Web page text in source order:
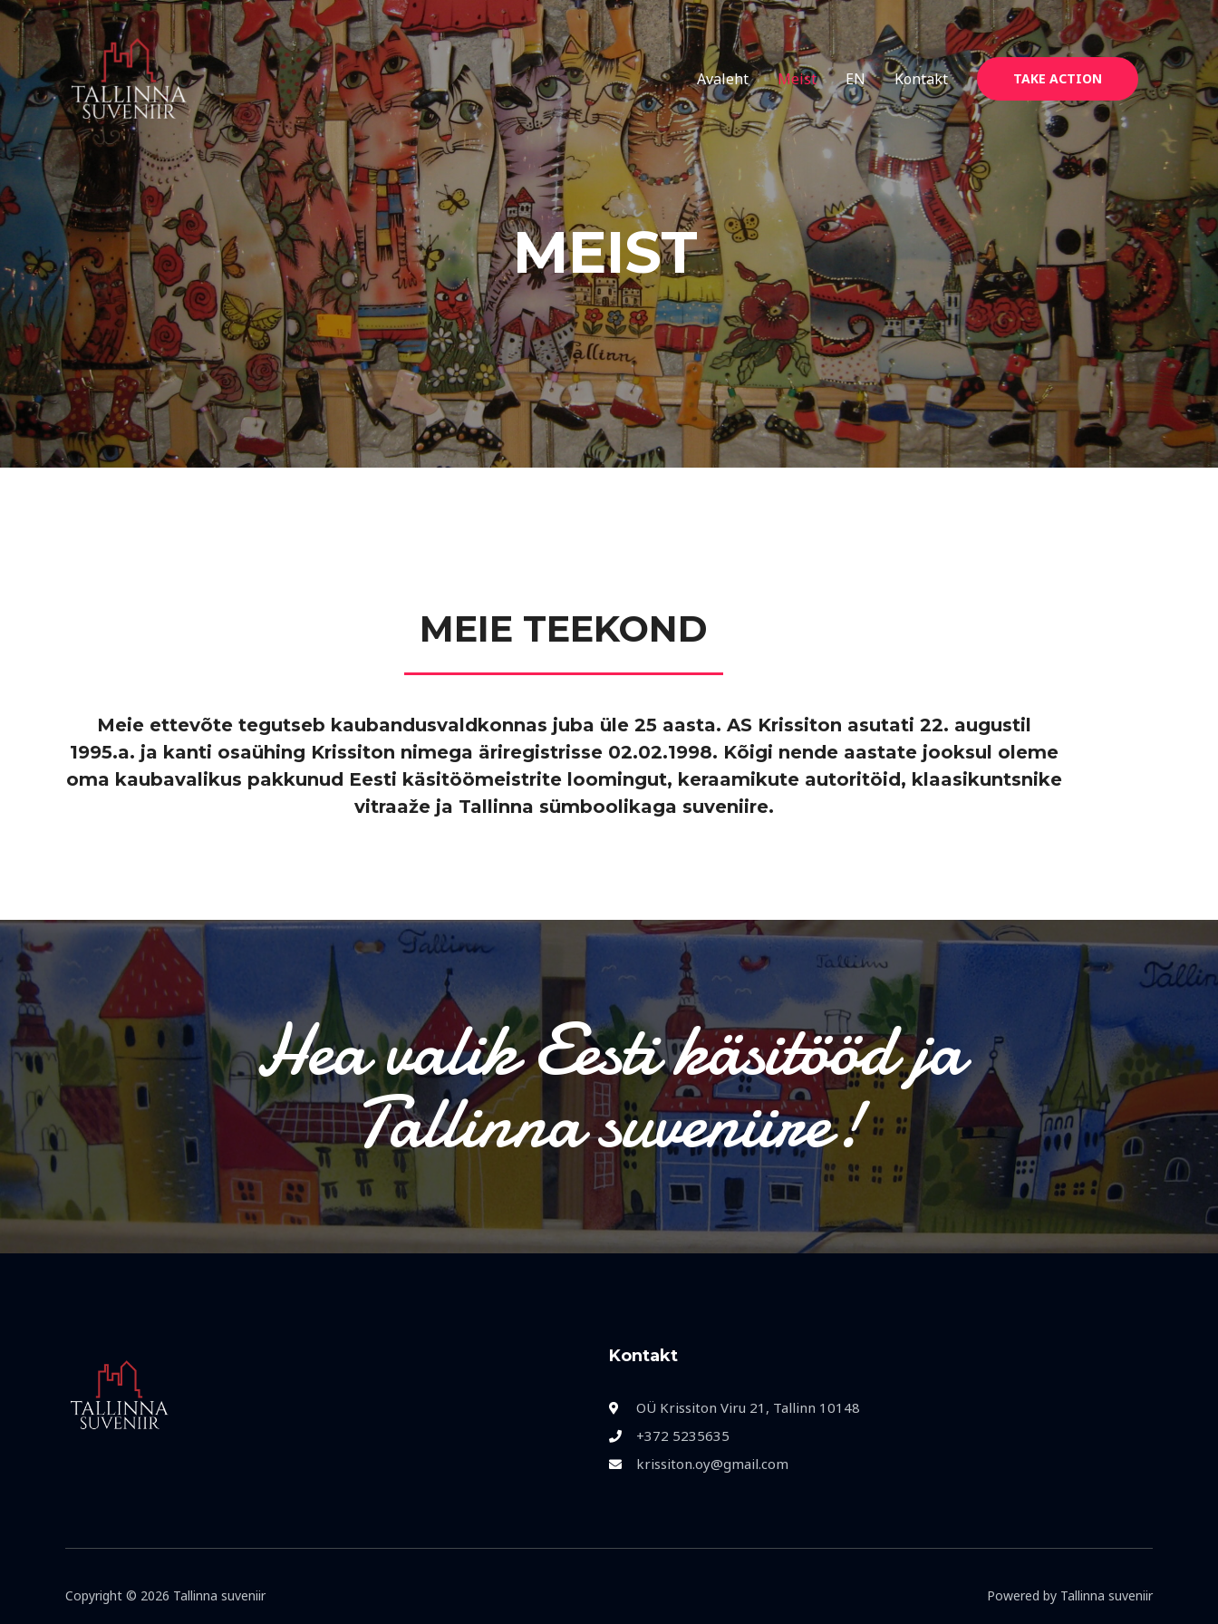
Avaleht Meist EN Kontakt TAKE ACTION
MEIST
MEIE TEEKOND
Meie ettevõte tegutseb kaubandusvaldkonnas juba üle 25 aasta. AS Krissiton asutati 22. augustil
1995.a. ja kanti osaühing Krissiton nimega äriregistrisse 02.02.1998. Kõigi nende aastate jooksul oleme
oma kaubavalikus pakkunud Eesti käsitöömeistrite loomingut, keraamikute autoritöid, klaasikuntsnike
vitraaže ja Tallinna sümboolikaga suveniire.
Hea valik Eesti käsitööd ja
Tallinna suveniire!
Kontakt
OÜ Krissiton Viru 21, Tallinn 10148
+372 5235635
krissiton.oy@gmail.com
Copyright © 2026 Tallinna suveniir Powered by Tallinna suveniir